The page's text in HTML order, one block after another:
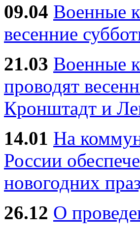
09.04 Военные
весенние
21.03 Военные
проводят
Кронштадт и
14.01 На
России
новогодних
26.12 О